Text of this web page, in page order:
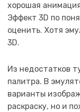
хорошая
Эффект 3D по
оценить. Хотя
3D.
Из недостатков
палитра. В
варианты
раскраску, но и